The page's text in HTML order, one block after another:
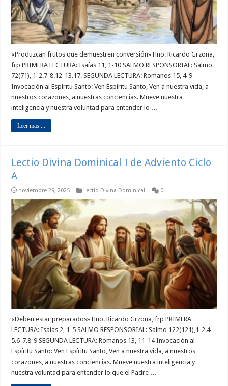
«Produzcan frutos que demuestren conversión» Hno. Ricardo Grzona,
frp PRIMERA LECTURA: Isaías 11, 1-10 SALMO RESPONSORIAL: Salmo
72(71), 1-2.7-8.12-13.17. SEGUNDA LECTURA: Romanos 15, 4-9
Invocación al Espíritu Santo: Ven Espíritu Santo, Ven a nuestra vida, a
nuestros corazones, a nuestras conciencias. Mueve nuestra
inteligencia y nuestra voluntad para entender lo …
Leer mas ...
Lectio Divina Dominical I de Adviento Ciclo
A
noviembre 29, 2025 Lectio Divina Dominical 0
«Deben estar preparados» Hno. Ricardo Grzona, frp PRIMERA
LECTURA: Isaías 2, 1-5 SALMO RESPONSORIAL: Salmo 122(121),1-2.4-
5.6-7.8-9 SEGUNDA LECTURA: Romanos 13, 11-14 Invocación al
Espíritu Santo: Ven Espíritu Santo, Ven a nuestra vida, a nuestros
corazones, a nuestras conciencias. Mueve nuestra inteligencia y
nuestra voluntad para entender lo que el Padre …